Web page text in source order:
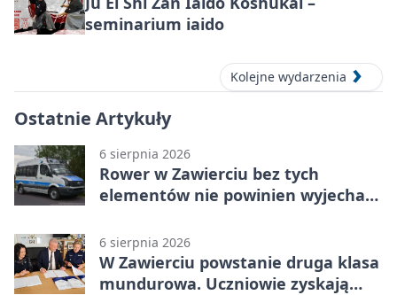
seminarium iaido
Kolejne wydarzenia
Ostatnie Artykuły
6 sierpnia 2026
Rower w Zawierciu bez tych
elementów nie powinien wyjechać
6 sierpnia 2026
W Zawierciu powstanie druga klasa
mundurowa. Uczniowie zyskają